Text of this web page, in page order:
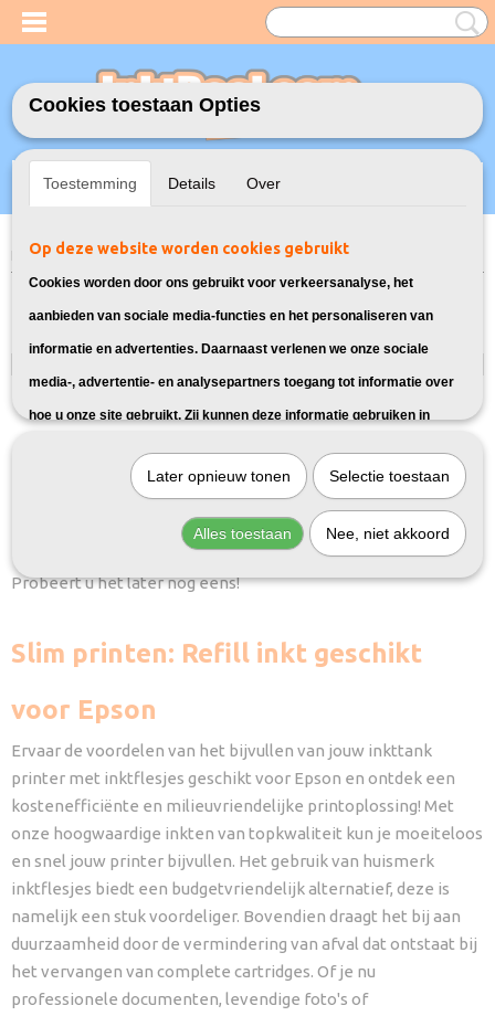
Inloggen Registreren
UW WINKELWAGEN
Home>Inktflessen>Geschikt voor Epson
Inktflessen
Geschikt voor HP
Geschikt voor Canon
Helaas bevinden er zich in deze categorie nog geen
Probeert u het later nog eens!
Slim printen: Refill inkt geschikt
voor Epson
Ervaar de voordelen van het bijvullen van jouw inkttank
printer met inktflesjes geschikt voor Epson en ontdek een
kostenefficiënte en milieuvriendelijke printoplossing! Met
onze hoogwaardige inkten van topkwaliteit kun je moeiteloos
en snel jouw printer bijvullen. Het gebruik van huismerk
inktflesjes biedt een budgetvriendelijk alternatief, deze is
namelijk een stuk voordeliger. Bovendien draagt het bij aan
duurzaamheid door de vermindering van afval dat ontstaat bij
het vervangen van complete cartridges. Of je nu
professionele documenten, levendige foto's of
Cookies toestaan Opties
Toestemming Details Over
Op deze website worden cookies gebruikt
Cookies worden door ons gebruikt voor verkeersanalyse, het
aanbieden van sociale media-functies en het personaliseren van
informatie en advertenties. Daarnaast verlenen we onze sociale
media-, advertentie- en analysepartners toegang tot informatie over
hoe u onze site gebruikt. Zij kunnen deze informatie gebruiken in
door uw gebruik van hun diensten of die u hen hebt verstrekt.
Later opnieuw tonen Selectie toestaan
Alles toestaan Nee, niet akkoord